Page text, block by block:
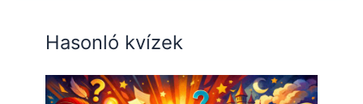
Hasonló kvízek